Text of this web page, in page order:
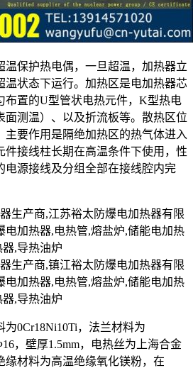
温保护热电偶，一旦超温，加热器立
温状态下运行。加热区是电加热器芯
布置的U型管状电热元件，K型热电
面测温）、以及折流板等。散热区位
主要作用是隔绝加热区的热气体进入
件接线柱长期在高温条件下使用，性
电源接线及分组全部在接线腔内完
为0Cr18Ni10Ti，法兰材料为
，壁厚1.5mm，电热丝为上海合金
缘材料为高温绝缘氧化镁粉，在